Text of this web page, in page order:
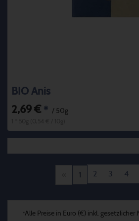
BIO Anis
2,69 € * / 50g
1 2 3 4
*Alle Preise in Euro (€) inkl. gesetzlicher